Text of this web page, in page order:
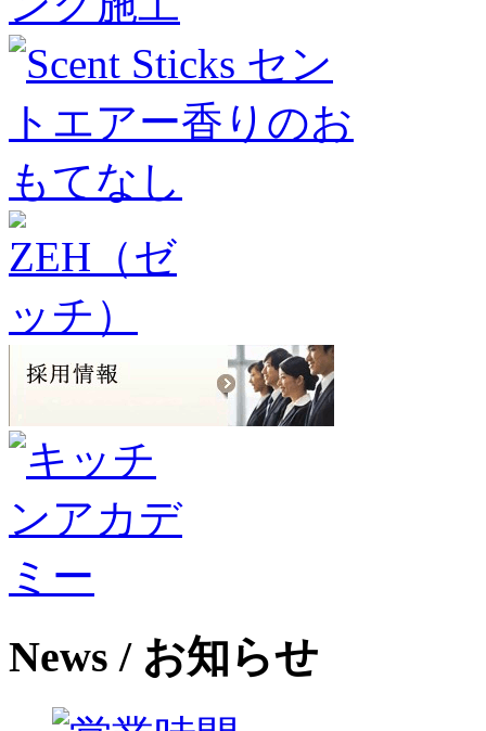
News / お知らせ